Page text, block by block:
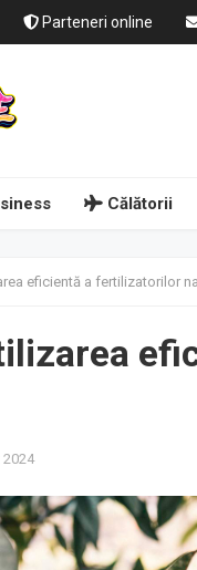
Parteneri online
Călătorii
eficientă a fertilizatorilor
2024